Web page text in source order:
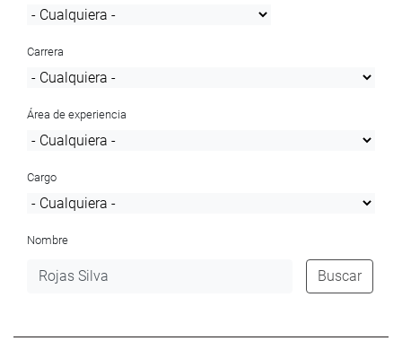
Carrera
Área de experiencia
Cargo
Nombre
Buscar